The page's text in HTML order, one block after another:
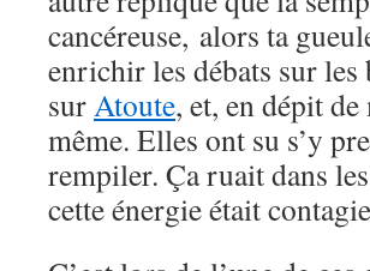
cancéreuse, alors ta
enrichir les débats sur les
surAtoute, et, en dépit
même. Elles ont su s’y
rempiler. Ça ruait dans
cette énergie était